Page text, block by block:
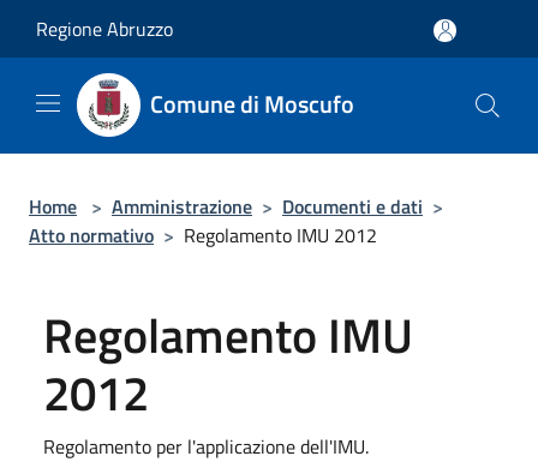
Regione Abruzzo
Comune di Moscufo
Home > Amministrazione > Documenti e dati >
Atto normativo > Regolamento IMU 2012
Regolamento IMU
2012
Regolamento per l'applicazione dell'IMU.